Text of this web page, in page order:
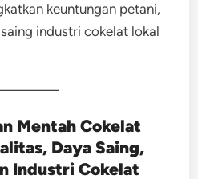
keuntungan petani,
industri cokelat lokal
Mentah Cokelat
Daya Saing,
Industri Cokelat